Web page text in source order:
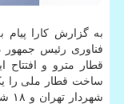
به گزارش کارا
قطار مترو و افتتاح
ساخت قطار ملی را